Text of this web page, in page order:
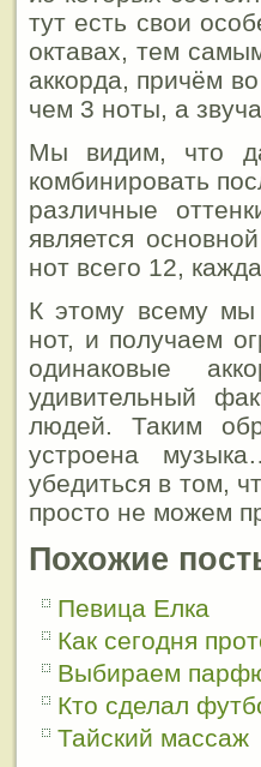
тут есть свои
октавах, тем
аккорда, причём
чем 3 ноты, а
Мы видим, что
комбинировать
различные
является
нот всего 12,
К этому всему мы
нот, и получаем
одинаковые
удивительный
людей. Таким
устроена
убедиться в том,
просто не можем
Похожие
Певица Елка
Как сегодня
Выбираем
Кто сделал
Тайский массаж